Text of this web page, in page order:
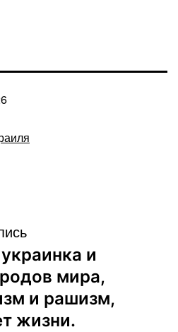
и
мира,
и рашизм,
жизни.